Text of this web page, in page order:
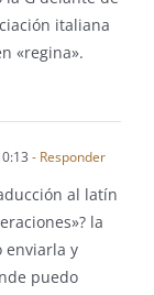
italiana
«regina».
- Responder
al latín
la
enviarla y
puedo